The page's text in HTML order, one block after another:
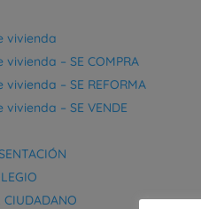
vivienda
– SE COMPRA
– SE REFORMA
– SE VENDE